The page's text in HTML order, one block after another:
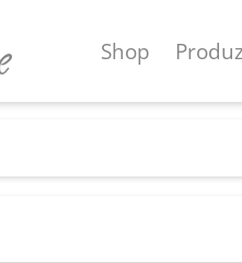
Shop